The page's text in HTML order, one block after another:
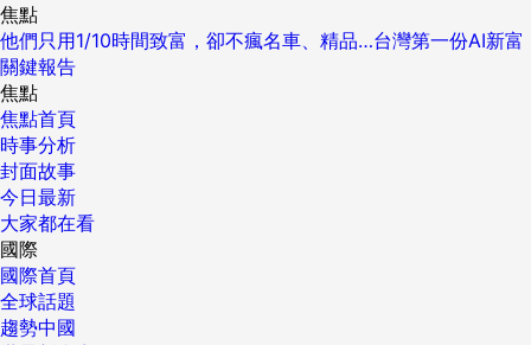
焦點
他們只用1/10時間致富，卻不瘋名車、精品…台灣第一份AI新富
關鍵報告
焦點
焦點首頁
時事分析
封面故事
今日最新
大家都在看
國際
國際首頁
全球話題
趨勢中國